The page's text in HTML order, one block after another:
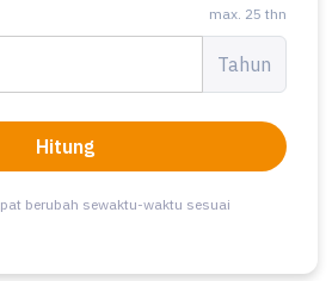
max. 25 thn
Tahun
Hitung
berubah sewaktu-waktu sesuai